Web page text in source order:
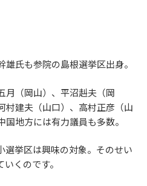
氏も参院の島根選挙区出身。
月（岡山）、平沼赳夫（岡
村建夫（山口）、高村正彦（山
地方には有力議員も多数。
選挙区は興味の対象。そのせい
くのです。